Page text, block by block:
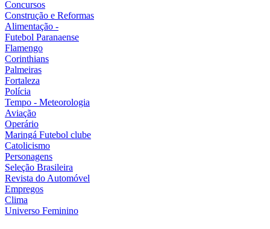
Concursos
Construção e Reformas
Alimentação -
Futebol Paranaense
Flamengo
Corinthians
Palmeiras
Fortaleza
Polícia
Tempo - Meteorologia
Aviação
Operário
Maringá Futebol clube
Catolicismo
Personagens
Seleção Brasileira
Revista do Automóvel
Empregos
Clima
Universo Feminino